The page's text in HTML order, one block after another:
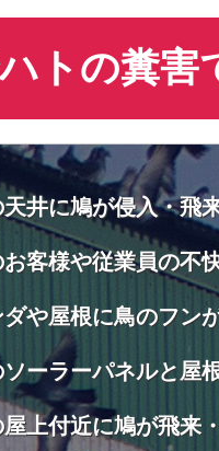
トの糞害
井に鳩が侵入・飛
客様や従業員の不
や屋根に鳥のフン
ーラーパネルと屋
上付近に鳩が飛来